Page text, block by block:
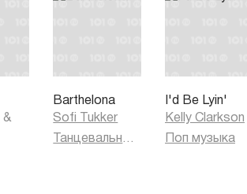
&
Barthelona
Sofi Tukker
Танцевальная музыка
I'd Be Lyin'
Kelly Clarkson
Поп музыка